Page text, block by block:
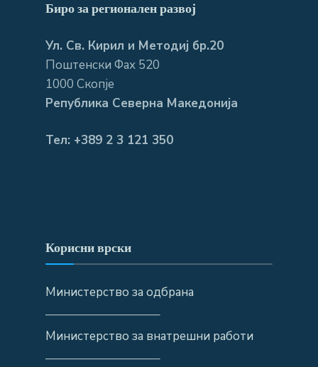
Биро за регионален развој
Ул. Св. Кирил и Методиј бр.20
Поштенски Фах 520
1000 Скопје
Република Северна Македонија
Тел: +389 2 3 121 350
Корисни врски
Министерство за одбрана
—————————–
Министерство за внатрешни работи
—————————–